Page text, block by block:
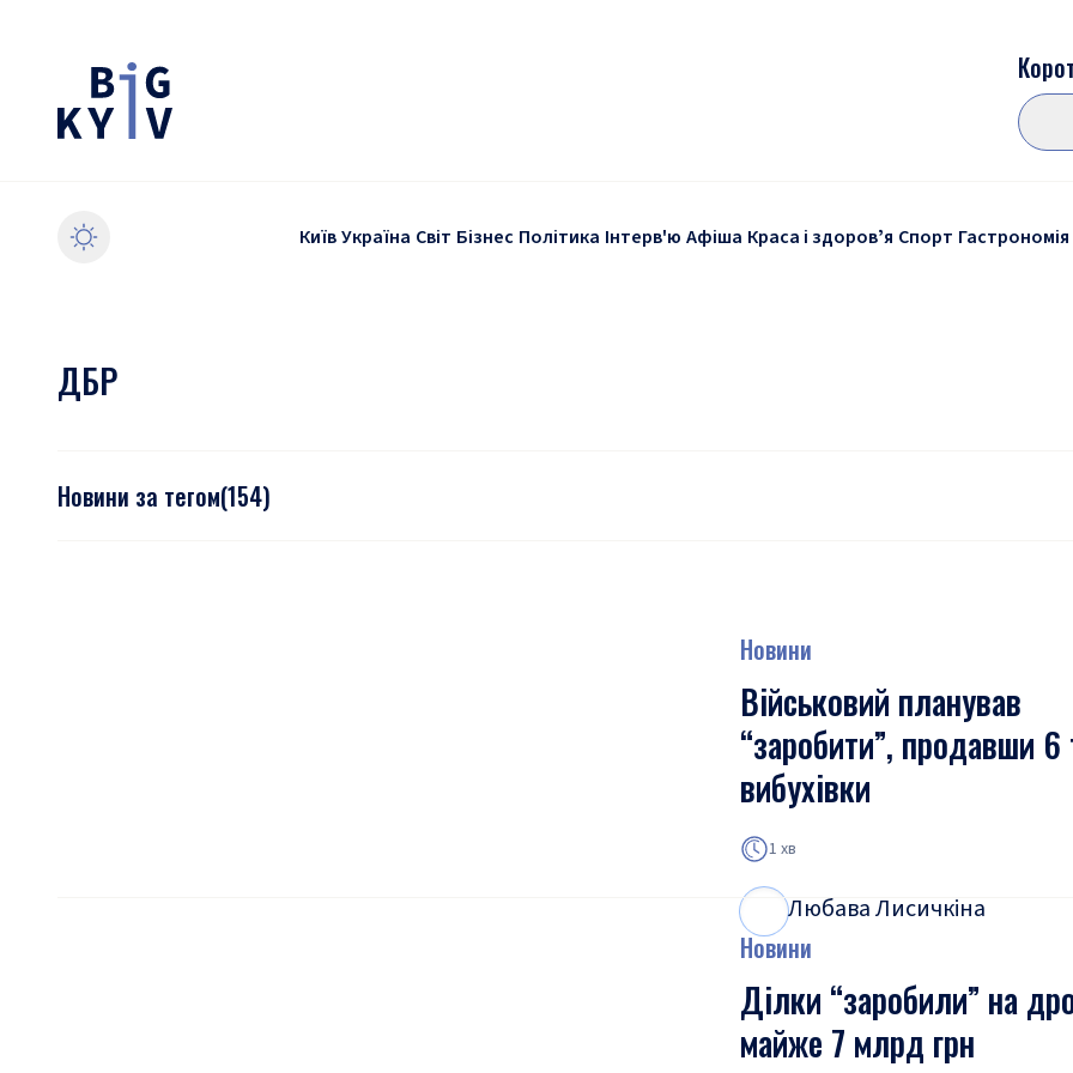
КиївУкраїна Світ Бізнес Політика Інтерв'ю Афіша Краса і здоровʼя Спорт Гастрономія
ДБР
Новини за тегом(154)
Новини
Військовий планував
“заробити”, продавши 6
вибухівки
1 хв
Любава Лисичкіна
Новини
Ділки “заробили” на
майже 7 млрд грн